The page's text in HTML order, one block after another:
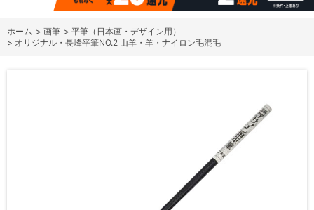
ホーム > 画筆 > 平筆（日本画・デザイン用）
> オリジナル・長峰平筆NO.2 山羊・羊・ナイロン毛混毛